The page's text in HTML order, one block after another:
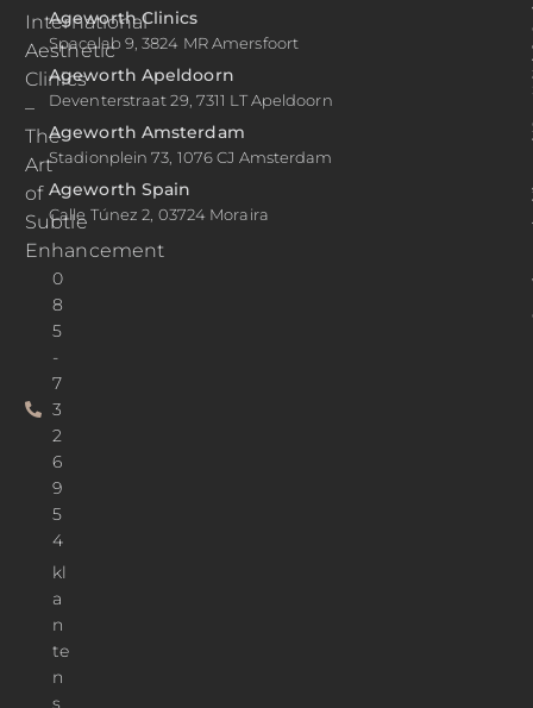
International
Aesthetic
Clinics
–
The
Art
of
Subtle
Enhancement
0
8
5
-
7
3
2
6
9
5
4
kl
a
n
te
n
s
Ageworth Clinics
Spacelab 9, 3824 MR Amersfoort
Ageworth Apeldoorn
Deventerstraat 29, 7311 LT Apeldoorn
Ageworth Amsterdam
Stadionplein 73, 1076 CJ Amsterdam
Ageworth Spain
Calle Túnez 2, 03724 Moraira